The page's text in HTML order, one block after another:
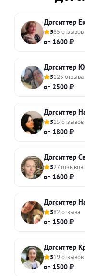
Догситтер
565 отзывов
от 1600 ₽
Догситтер
5123 отзыва
от 2500 ₽
Догситтер
515 отзывов
от 1800 ₽
Догситтер
527 отзывов
от 1600 ₽
Догситтер
582 отзыва
от 1500 ₽
Догситтер
519 отзывов
от 1500 ₽